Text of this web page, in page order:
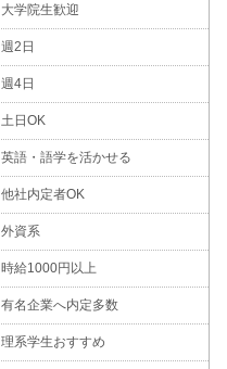
大学院生歓迎
週2日
週4日
土日OK
英語・語学を活かせる
他社内定者OK
外資系
時給1000円以上
有名企業へ内定多数
理系学生おすすめ